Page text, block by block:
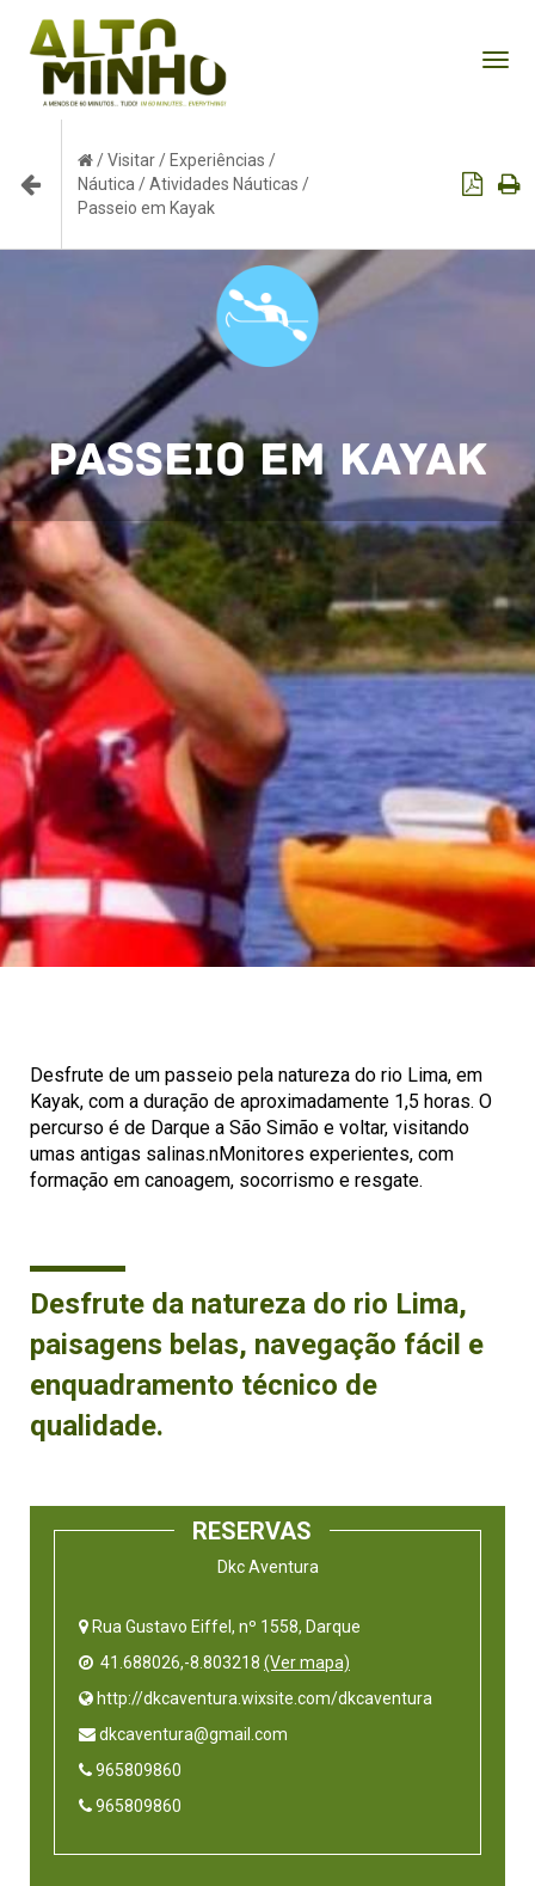
/Visitar/ Experiências /
Náutica /Atividades Náuticas /
Passeio em Kayak
Passeio em Kayak
Desfrute de um passeio pela natureza do rio Lima, em
Kayak, com a duração de aproximadamente 1,5 horas. O
percurso é de Darque a São Simão e voltar, visitando
umas antigas salinas.nMonitores experientes, com
formação em canoagem, socorrismo e resgate.
Desfrute da natureza do rio Lima,
paisagens belas, navegação fácil e
enquadramento técnico de
qualidade.
RESERVAS
Dkc Aventura
Rua Gustavo Eiffel, nº 1558, Darque
41.688026,-8.803218 (Ver mapa)
http://dkcaventura.wixsite.com/dkcaventura
dkcaventura@gmail.com
965809860
965809860